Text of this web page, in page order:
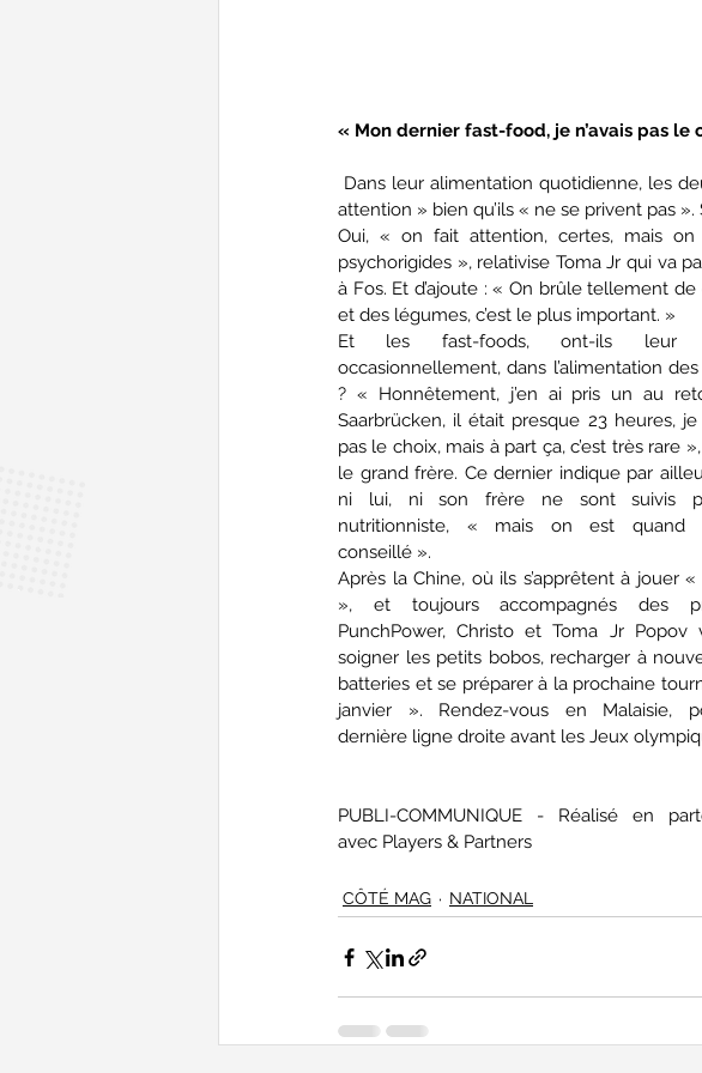
« Mon dernier fast-food, je n’avais pas le
attention » bien qu’ils « ne se privent pas
Oui, « on fait attention, certes, mais
psychorigides », relativise Toma Jr qui va
à Fos. Et d’ajoute : « On brûle tellement
et des légumes, c’est le plus important. »
Et les fast-foods, ont-ils leur
occasionnellement, dans l’alimentation
? « Honnêtement, j’en ai pris un au
Saarbrücken, il était presque 23 heures, je
pas le choix, mais à part ça, c’est très rare
le grand frère. Ce dernier indique par
ni lui, ni son frère ne sont suivis
nutritionniste, « mais on est quand
conseillé ».
Après la Chine, où ils s’apprêtent à jouer
», et toujours accompagnés des
PunchPower, Christo et Toma Jr Popov
soigner les petits bobos, recharger à
batteries et se préparer à la prochaine
janvier ». Rendez-vous en Malaisie,
dernière ligne droite avant les Jeux
PUBLI-COMMUNIQUE - Réalisé en
avec Players & Partners
CÔTÉ MAG NATIONAL